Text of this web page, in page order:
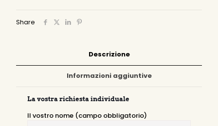
Share
Descrizione
Informazioni aggiuntive
La vostra richiesta individuale
Il vostro nome (campo obbligatorio)